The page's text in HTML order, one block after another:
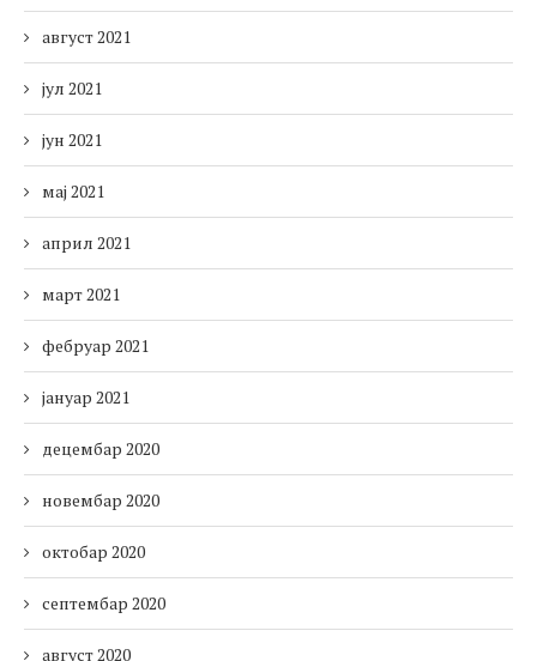
август 2021
јул 2021
јун 2021
мај 2021
април 2021
март 2021
фебруар 2021
јануар 2021
децембар 2020
новембар 2020
октобар 2020
септембар 2020
август 2020